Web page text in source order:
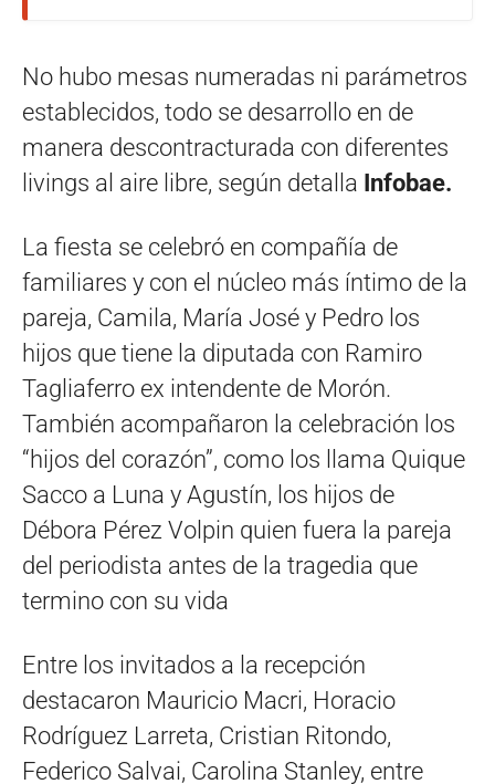
No hubo mesas numeradas ni parámetros
establecidos, todo se desarrollo en de
manera descontracturada con diferentes
livings al aire libre, según detalla Infobae.
La fiesta se celebró en compañía de
familiares y con el núcleo más íntimo de la
pareja, Camila, María José y Pedro los
hijos que tiene la diputada con Ramiro
Tagliaferro ex intendente de Morón.
También acompañaron la celebración los
“hijos del corazón”, como los llama Quique
Sacco a Luna y Agustín, los hijos de
Débora Pérez Volpin quien fuera la pareja
del periodista antes de la tragedia que
termino con su vida
Entre los invitados a la recepción
destacaron Mauricio Macri, Horacio
Rodríguez Larreta, Cristian Ritondo,
Federico Salvai, Carolina Stanley, entre